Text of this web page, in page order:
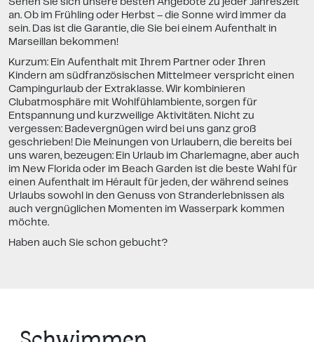
an. Ob im Frühling oder Herbst – die Sonne wird immer da
sein. Das ist die Garantie, die Sie bei einem Aufenthalt in
Marseillan bekommen!
Kurzum: Ein Aufenthalt mit Ihrem Partner oder Ihren
Kindern am südfranzösischen Mittelmeer verspricht einen
Campingurlaub der Extraklasse. Wir kombinieren
Clubatmosphäre mit Wohlfühlambiente, sorgen für
Entspannung und kurzweilige Aktivitäten. Nicht zu
vergessen: Badevergnügen wird bei uns ganz groß
geschrieben! Die Meinungen von Urlaubern, die bereits bei
uns waren, bezeugen: Ein Urlaub im Charlemagne, aber auch
im New Florida oder im Beach Garden ist die beste Wahl für
einen Aufenthalt im Hérault für jeden, der während seines
Urlaubs sowohl in den Genuss von Stranderlebnissen als
auch vergnüglichen Momenten im Wasserpark kommen
möchte.
Haben auch Sie schon gebucht?